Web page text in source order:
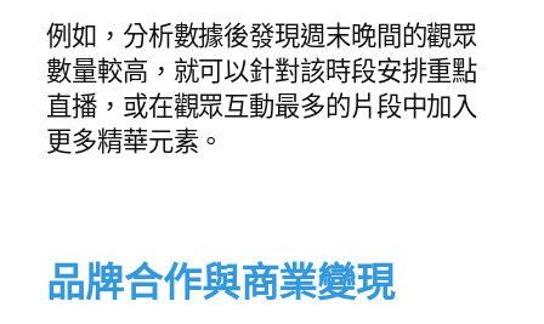
例如，分析數據後發現週末晚間的觀眾
數量較高，就可以針對該時段安排重點
直播，或在觀眾互動最多的片段中加入
更多精華元素。
品牌合作與商業變現